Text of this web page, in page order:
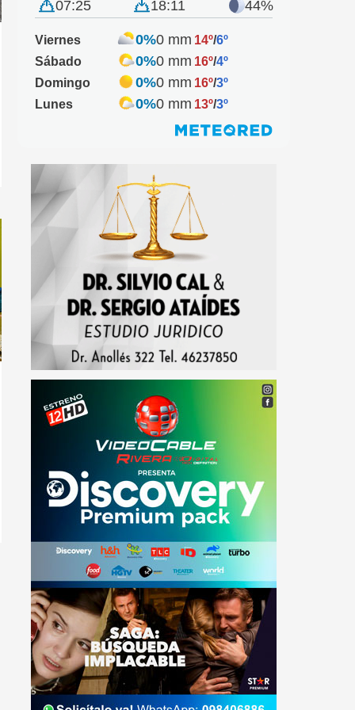
07:25 18:11 44%
Viernes 0%0 mm 14º/6º
Sábado
0%0 mm 16º/4º
Domingo
0%0 mm 16º/3º
Lunes
0%0 mm 13º/3º